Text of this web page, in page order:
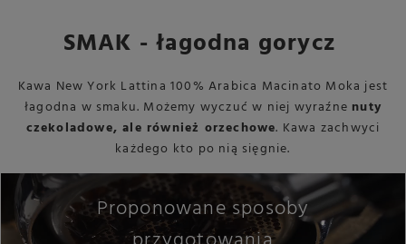
SMAK - łagodna gorycz
Kawa New York Lattina 100% Arabica Macinato Moka jest
łagodna w smaku. Możemy wyczuć w niej wyraźne nuty
czekoladowe, ale również orzechowe. Kawa zachwyci
każdego kto po nią sięgnie.
Proponowane sposoby